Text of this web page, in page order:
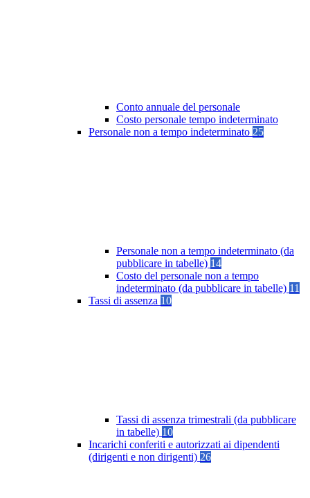
Conto annuale del personale
Costo personale tempo indeterminato
Personale non a tempo indeterminato 25
Personale non a tempo indeterminato (da
pubblicare in tabelle) 14
Costo del personale non a tempo
indeterminato (da pubblicare in tabelle) 11
Tassi di assenza 10
Tassi di assenza trimestrali (da pubblicare
in tabelle) 10
Incarichi conferiti e autorizzati ai dipendenti
(dirigenti e non dirigenti) 26